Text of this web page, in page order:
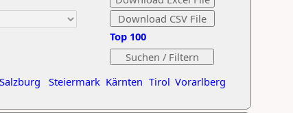
Salzburg Steiermark Kärnten Tirol Vorarlberg
Top 100